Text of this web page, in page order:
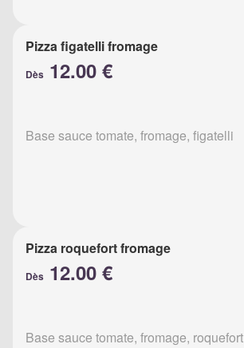
Pizza figatelli fromage
Dès 12.00 €
Base sauce tomate, fromage, figatelli
Pizza roquefort fromage
Dès 12.00 €
Base sauce tomate, fromage, roquefort